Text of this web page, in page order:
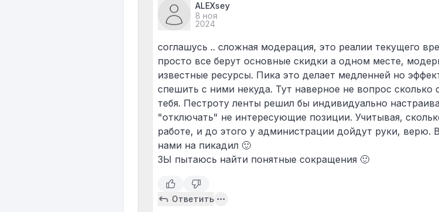
ALEXsey
8 ноя
2024
соглашусь .. сложная модерация, это реалии текущего
просто все берут основные скидки а одном месте,
известные ресурсы. Пика это делает медленней но
спешить с ними некуда. Тут наверное не вопрос сколько
тебя. Пестроту ленты решил бы индивидуально
"отключать" не интересующие позиции. Учитывая,
работе, и до этого у администрации дойдут руки, верю.
нами на пикадил 🙂
ЗЫ пытаюсь найти понятные сокращения 🙂
Ответить